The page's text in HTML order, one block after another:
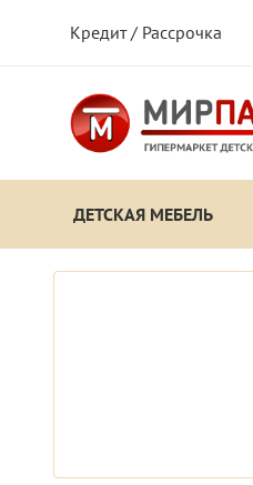
Кредит / Рассрочка
ДЕТСКАЯ МЕБЕЛЬ